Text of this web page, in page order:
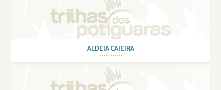
ALDEIA CAIEIRA